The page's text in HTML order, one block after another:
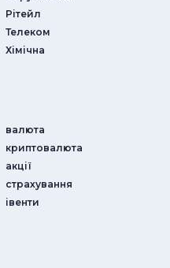
Рітейл
Телеком
Хімічна
валюта
криптовалюта
акції
страхування
iвенти